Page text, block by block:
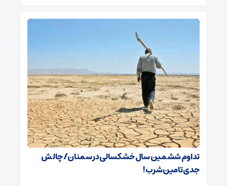
تداوم ششمین سال خشکسالی در سمنان/ چالش‌
جدی‌ تامین شرب!